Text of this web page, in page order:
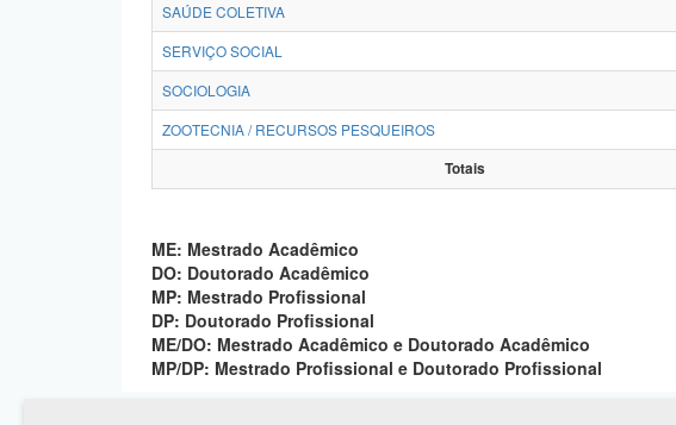
SAÚDE COLETIVA
SERVIÇO SOCIAL
SOCIOLOGIA
ZOOTECNIA / RECURSOS PESQUEIROS
Totais
ME: Mestrado Acadêmico
DO: Doutorado Acadêmico
MP: Mestrado Profissional
DP: Doutorado Profissional
ME/DO: Mestrado Acadêmico e Doutorado Acadêmico
MP/DP: Mestrado Profissional e Doutorado Profissional